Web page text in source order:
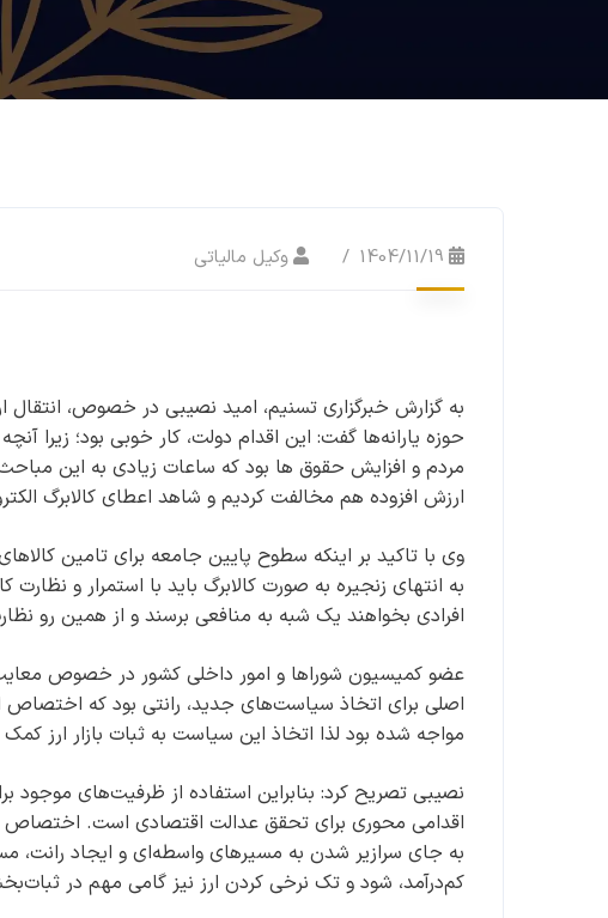
1404/11/19 وکیل مالیاتی
به گزارش خبرگزاری تسنیم، امید نصیبی در خصوص،
حوزه یارانه‌ها گفت: این اقدام دولت، کار خوبی بود؛
ارزش افزوده هم مخالفت کردیم و شاهد اعطای کالابرگ
وی با تاکید بر اینکه سطوح پایین جامعه برای تامین
به انتهای زنجیره به صورت کالابرگ باید با استمرار و
افرادی بخواهند یک شبه به منافعی برسند و از همین رو
عضو کمیسیون شوراها و امور داخلی کشور در خصوص
اصلی برای اتخاذ سیاست‌های جدید، رانتی بود که اختصاص
مواجه شده بود لذا اتخاذ این سیاست به ثبات بازار ارز
نصیبی تصریح کرد: بنابراین استفاده از ظرفیت‌های موجود
اقدامی محوری برای تحقق عدالت اقتصادی است. اختصاص
به جای سرازیر شدن به مسیرهای واسطه‌ای و ایجاد رانت،
کم‌درآمد، شود و تک نرخی کردن ارز نیز گامی مهم در